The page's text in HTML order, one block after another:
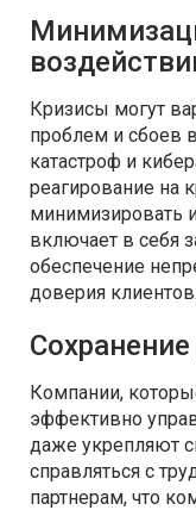
Кризисы могут
проблем и сбоев
катастроф и
реагирование на
минимизировать
включает в себя
обеспечение
доверия клиентов.
Компании,
эффективно
даже укрепляют
справляться с
партнерам, что